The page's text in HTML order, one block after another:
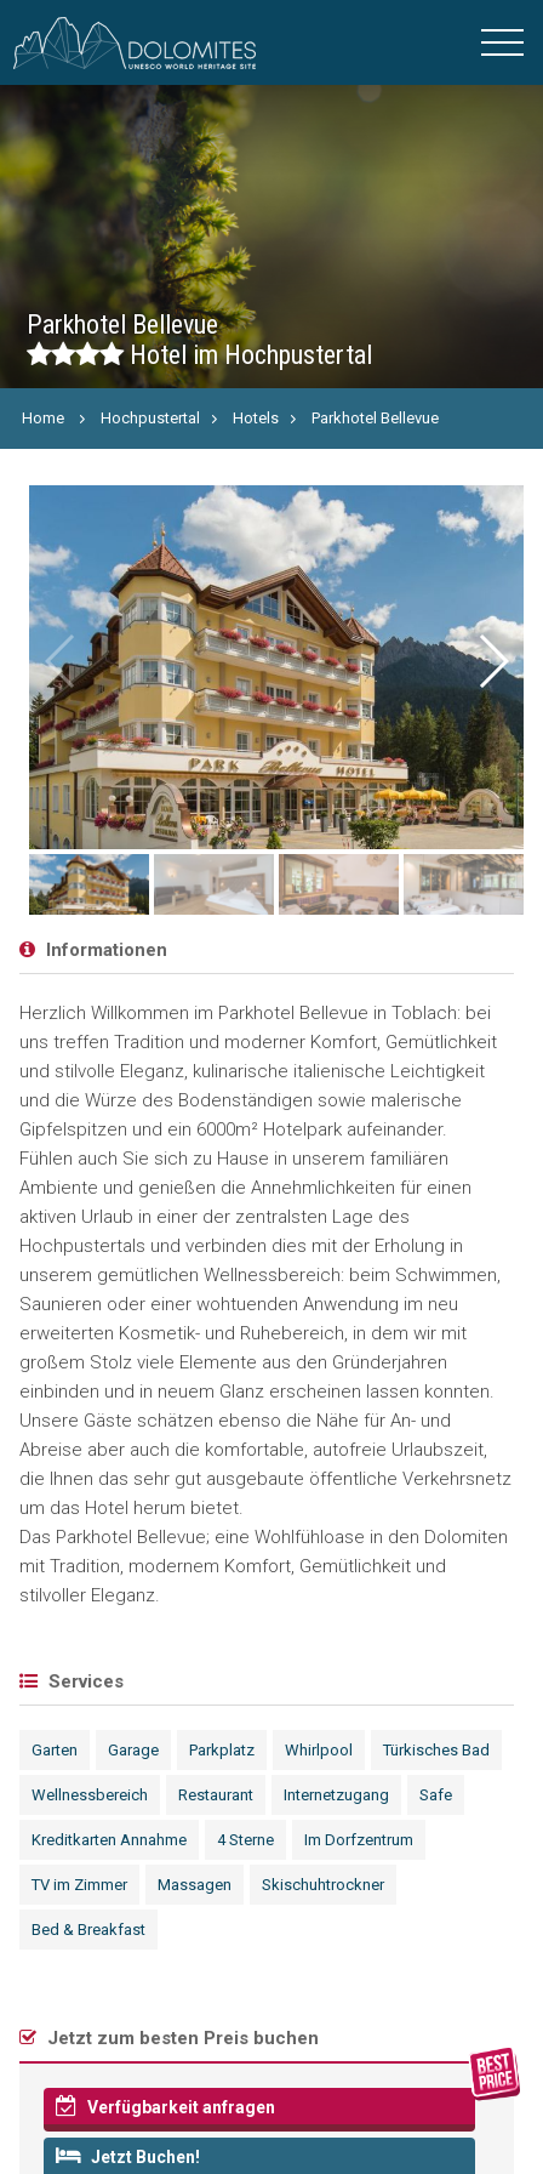
Parkhotel Bellevue
Hotel im Hochpustertal
Home Hochpustertal Hotels Parkhotel Bellevue
Informationen
Herzlich Willkommen im Parkhotel Bellevue in Toblach: bei
uns treffen Tradition und moderner Komfort, Gemütlichkeit
und stilvolle Eleganz, kulinarische italienische Leichtigkeit
und die Würze des Bodenständigen sowie malerische
Gipfelspitzen und ein 6000m² Hotelpark aufeinander.
Fühlen auch Sie sich zu Hause in unserem familiären
Ambiente und genießen die Annehmlichkeiten für einen
aktiven Urlaub in einer der zentralsten Lage des
Hochpustertals und verbinden dies mit der Erholung in
unserem gemütlichen Wellnessbereich: beim Schwimmen,
Saunieren oder einer wohtuenden Anwendung im neu
erweiterten Kosmetik- und Ruhebereich, in dem wir mit
großem Stolz viele Elemente aus den Gründerjahren
einbinden und in neuem Glanz erscheinen lassen konnten.
Unsere Gäste schätzen ebenso die Nähe für An- und
Abreise aber auch die komfortable, autofreie Urlaubszeit,
die Ihnen das sehr gut ausgebaute öffentliche Verkehrsnetz
um das Hotel herum bietet.
Das Parkhotel Bellevue; eine Wohlfühloase in den Dolomiten
mit Tradition, modernem Komfort, Gemütlichkeit und
stilvoller Eleganz.
Services
Garten Garage Parkplatz Whirlpool Türkisches Bad
Wellnessbereich Restaurant Internetzugang Safe
Kreditkarten Annahme 4 Sterne Im Dorfzentrum
TV im Zimmer Massagen Skischuhtrockner
Bed & Breakfast
Jetzt zum besten Preis buchen
Verfügbarkeit anfragen
Jetzt Buchen!